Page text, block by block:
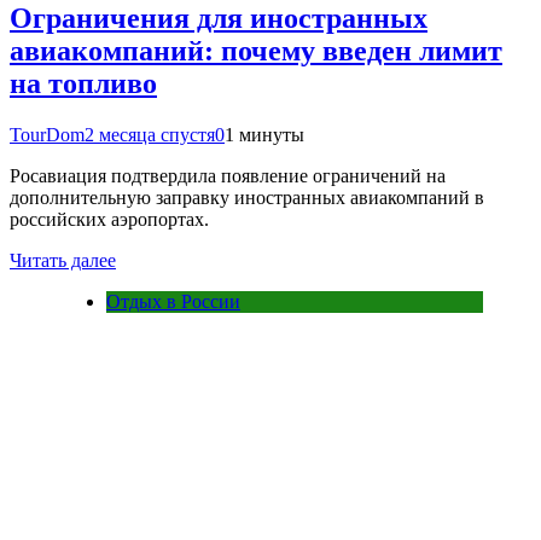
Ограничения для иностранных
авиакомпаний: почему введен лимит
на топливо
TourDom2 месяца спустя01 минуты
Росавиация подтвердила появление ограничений на
дополнительную заправку иностранных авиакомпаний в
российских аэропортах.
Читать далее
Отдых в России